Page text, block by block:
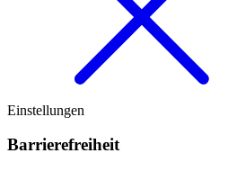
Einstellungen
Barriere­freiheit